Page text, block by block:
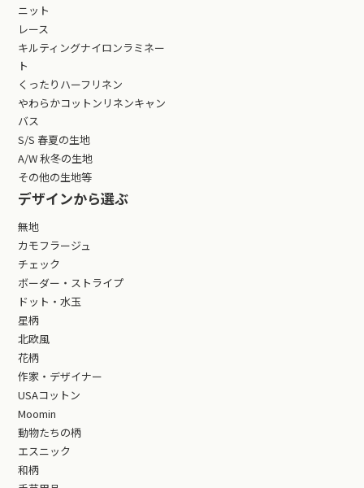
ニット
レース
キルティングナイロンラミネー
ト
くったりハーフリネン
やわらかコットンリネンキャン
バス
S/S 春夏の生地
A/W 秋冬の生地
その他の生地等
デザインから選ぶ
無地
カモフラージュ
チェック
ボーダー・ストライプ
ドット・水玉
星柄
北欧風
花柄
作家・デザイナー
USAコットン
Moomin
動物たちの柄
エスニック
和柄